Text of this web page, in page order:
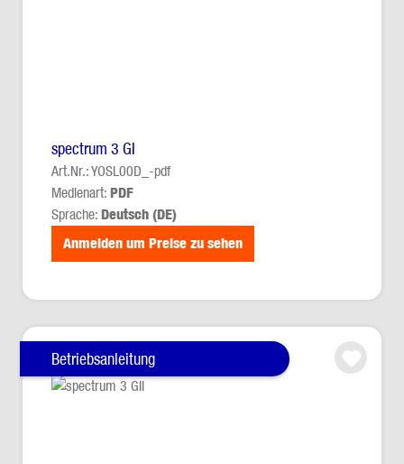
spectrum 3 GI
Art.Nr.: YOSL00D_-pdf
Medienart: PDF
Sprache: Deutsch (DE)
Anmelden um Preise zu sehen
Betriebsanleitung